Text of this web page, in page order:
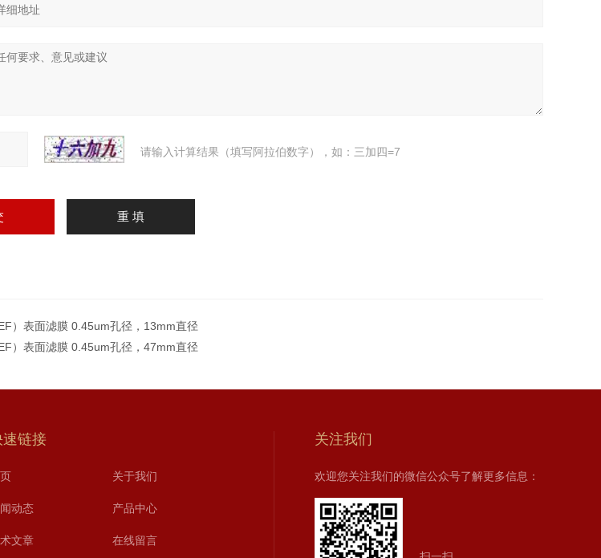
请输入计算结果（填写阿拉伯数字），如：三加四=7
）表面滤膜 0.45um孔径，13mm直径
）表面滤膜 0.45um孔径，47mm直径
速链接
关于我们
动态 产品中心
文章 在线留言
关注我们
欢迎您关注我们的微信公众号了解更多信息：